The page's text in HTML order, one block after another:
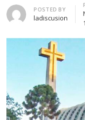
Author
POSTED BY
ladiscusion